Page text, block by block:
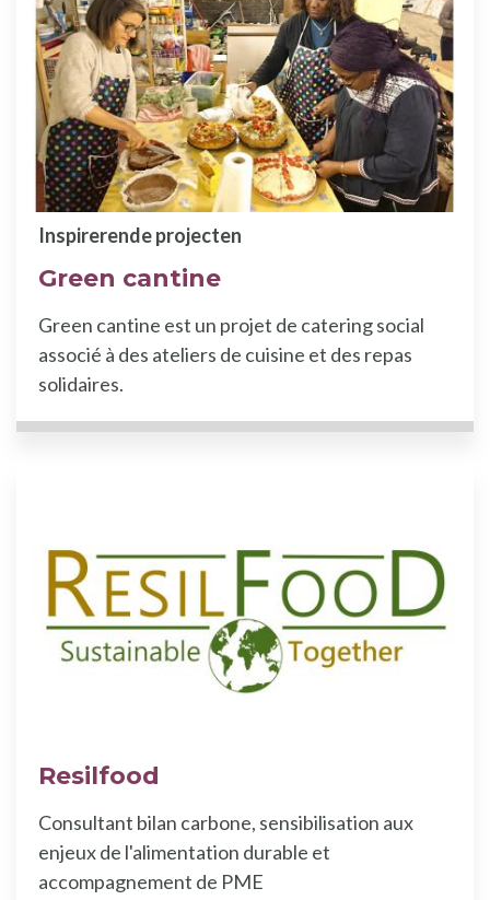
Green cantine
Inspirerende projecten
Green cantine est un projet de catering social
associé à des ateliers de cuisine et des repas
solidaires.
Resilfood
Consultant bilan carbone, sensibilisation aux
enjeux de l'alimentation durable et
accompagnement de PME